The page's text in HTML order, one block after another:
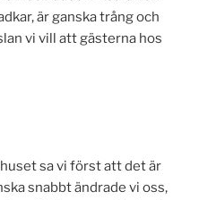
är ganska trång och
vi vill att gästerna hos
sa vi först att det är
snabbt ändrade vi oss,